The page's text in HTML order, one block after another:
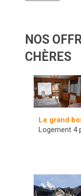
NOS
CHÈRES
Le grand
Logement 4